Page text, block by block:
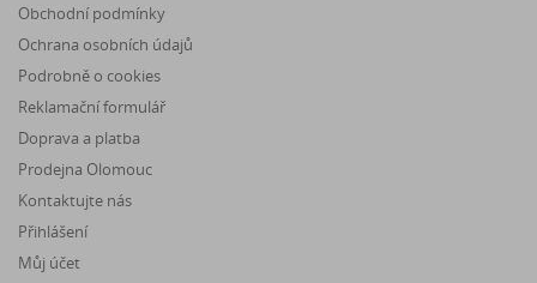
Obchodní podmínky
Ochrana osobních údajů
Podrobně o cookies
Reklamační formulář
Doprava a platba
Prodejna Olomouc
Kontaktujte nás
Přihlášení
Můj účet